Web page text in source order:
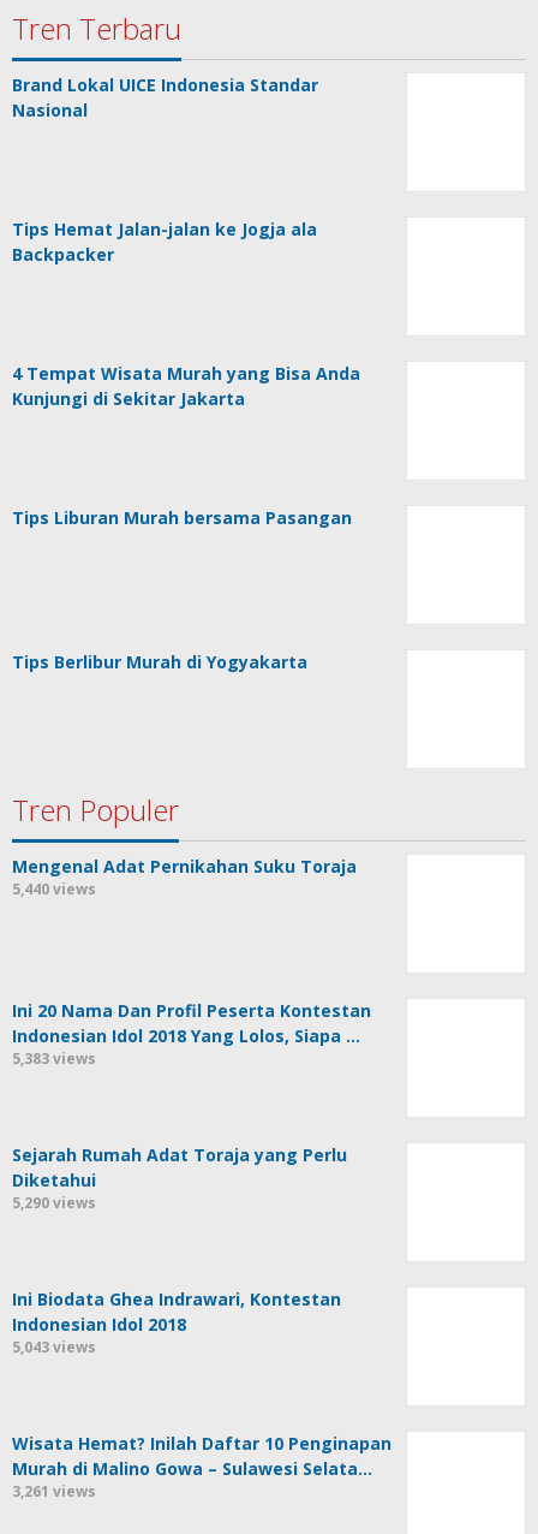
Tren Terbaru
Brand Lokal UICE Indonesia Standar
Nasional
Tips Hemat Jalan-jalan ke Jogja ala
Backpacker
4 Tempat Wisata Murah yang Bisa Anda
Kunjungi di Sekitar Jakarta
Tips Liburan Murah bersama Pasangan
Tips Berlibur Murah di Yogyakarta
Tren Populer
Mengenal Adat Pernikahan Suku Toraja
5,440 views
Ini 20 Nama Dan Profil Peserta Kontestan
Indonesian Idol 2018 Yang Lolos, Siapa …
5,383 views
Sejarah Rumah Adat Toraja yang Perlu
Diketahui
5,290 views
Ini Biodata Ghea Indrawari, Kontestan
Indonesian Idol 2018
5,043 views
Wisata Hemat? Inilah Daftar 10 Penginapan
Murah di Malino Gowa – Sulawesi Selata…
3,261 views